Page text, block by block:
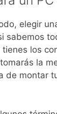
elegir
sabemos
los
la
de montar